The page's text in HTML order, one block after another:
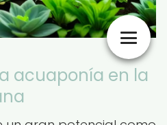
acuaponía en la